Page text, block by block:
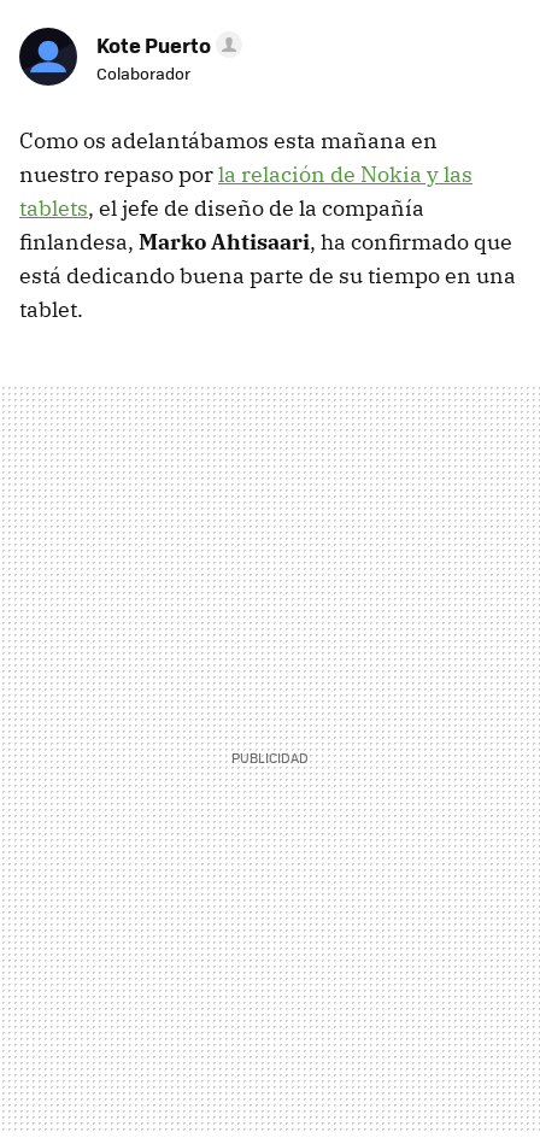
Kote Puerto
Colaborador
Como os adelantábamos esta mañana en
nuestro repaso porla relación de Nokia y las
tablets, el jefe de diseño de la compañía
finlandesa, Marko Ahtisaari, ha confirmado que
está dedicando buena parte de su tiempo en una
tablet.